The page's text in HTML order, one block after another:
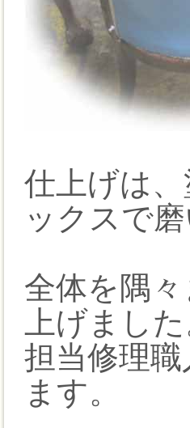
仕上げは
ックスで
全体を隅
上げました
担当修理
ます。